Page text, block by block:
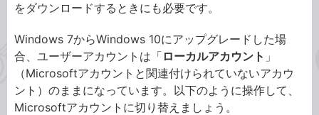
をダウンロードするときにも必要です。
Windows 7からWindows 10にアップグレードした場
合、ユーザーアカウントは「 ローカルアカウント 」
（Microsoftアカウントと関連付けられていないアカウ
ント）のままになっています。以下のように操作して、
Microsoftアカウントに切り替えましょう。